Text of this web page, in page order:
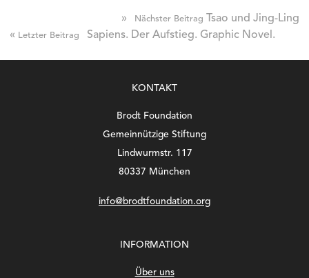
» Nächster Beitrag
Tsao und Jing-Ling
« Letzter Beitrag Sapiens. Der Aufstieg. Graphic Novel.
KONTAKT
Brodt Foundation
Gemeinnützige Stiftung
Lindwurmstr. 117
80337 München
info@brodtfoundation.org
INFORMATION
Über uns